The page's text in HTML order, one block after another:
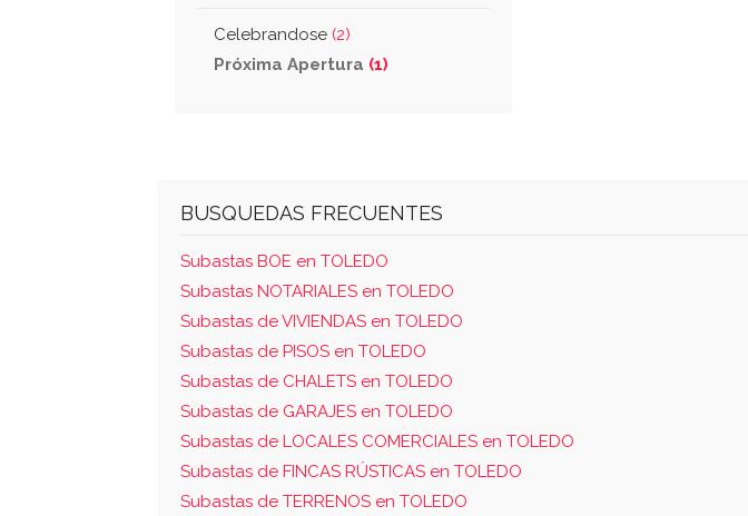
Celebrandose (2)
Próxima Apertura (1)
BUSQUEDAS FRECUENTES
Subastas BOE en TOLEDO
Subastas NOTARIALES en TOLEDO
Subastas de VIVIENDAS en TOLEDO
Subastas de PISOS en TOLEDO
Subastas de CHALETS en TOLEDO
Subastas de GARAJES en TOLEDO
Subastas de LOCALES COMERCIALES en TOLEDO
Subastas de FINCAS RÚSTICAS en TOLEDO
Subastas de TERRENOS en TOLEDO